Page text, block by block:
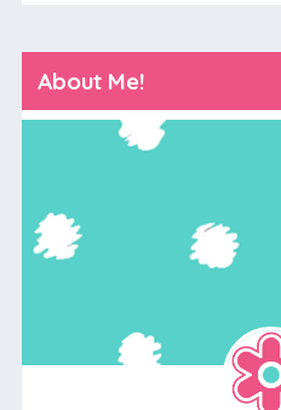
About Me!